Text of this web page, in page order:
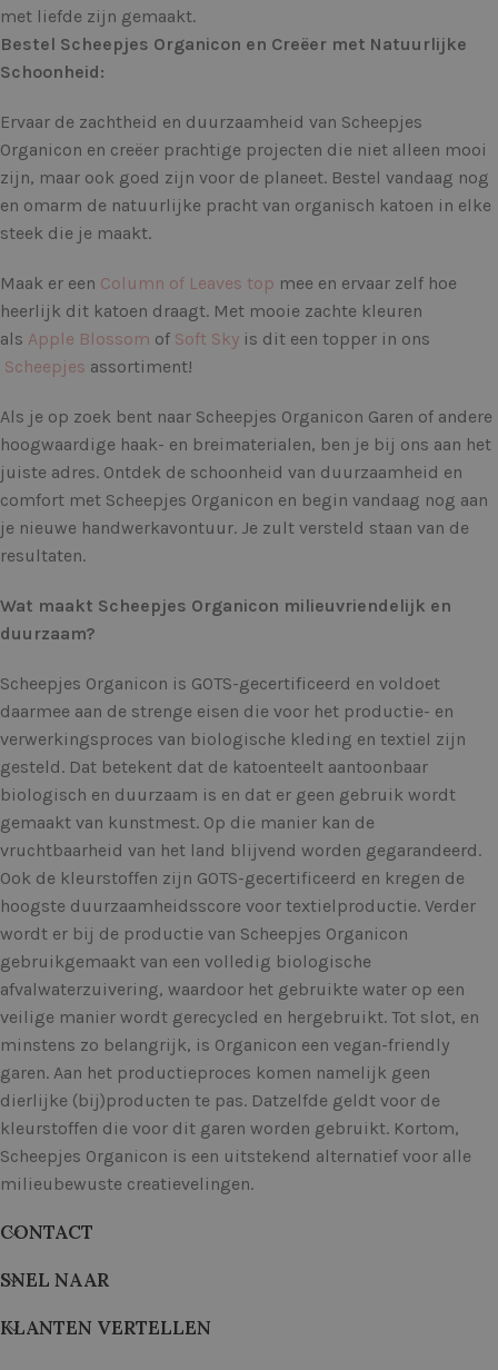
met liefde zijn gemaakt.
Bestel Scheepjes Organicon en Creëer met Natuurlijke
Schoonheid:
Ervaar de zachtheid en duurzaamheid van Scheepjes
Organicon en creëer prachtige projecten die niet alleen mooi
zijn, maar ook goed zijn voor de planeet. Bestel vandaag nog
en omarm de natuurlijke pracht van organisch katoen in elke
steek die je maakt.
Maak er een Column of Leaves top mee en ervaar zelf hoe
heerlijk dit katoen draagt. Met mooie zachte kleuren
als Apple Blossom of Soft Sky is dit een topper in ons
Scheepjes assortiment!
Als je op zoek bent naar Scheepjes Organicon Garen of andere
hoogwaardige haak- en breimaterialen, ben je bij ons aan het
juiste adres. Ontdek de schoonheid van duurzaamheid en
comfort met Scheepjes Organicon en begin vandaag nog aan
je nieuwe handwerkavontuur. Je zult versteld staan van de
resultaten.
Wat maakt Scheepjes Organicon milieuvriendelijk en
duurzaam?
Scheepjes Organicon is GOTS-gecertificeerd en voldoet
daarmee aan de strenge eisen die voor het productie- en
verwerkingsproces van biologische kleding en textiel zijn
gesteld. Dat betekent dat de katoenteelt aantoonbaar
biologisch en duurzaam is en dat er geen gebruik wordt
gemaakt van kunstmest. Op die manier kan de
vruchtbaarheid van het land blijvend worden gegarandeerd.
Ook de kleurstoffen zijn GOTS-gecertificeerd en kregen de
hoogste duurzaamheidsscore voor textielproductie. Verder
wordt er bij de productie van Scheepjes Organicon
gebruikgemaakt van een volledig biologische
afvalwaterzuivering, waardoor het gebruikte water op een
veilige manier wordt gerecycled en hergebruikt. Tot slot, en
minstens zo belangrijk, is Organicon een vegan-friendly
garen. Aan het productieproces komen namelijk geen
dierlijke (bij)producten te pas. Datzelfde geldt voor de
kleurstoffen die voor dit garen worden gebruikt. Kortom,
Scheepjes Organicon is een uitstekend alternatief voor alle
milieubewuste creatievelingen.
CONTACT
SNEL NAAR
KLANTEN VERTELLEN